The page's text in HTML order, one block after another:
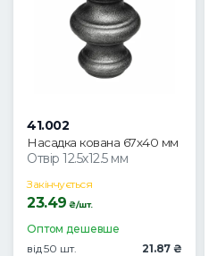
41.002
Насадка кована 67х40 мм
Отвір 12.5х12.5 мм
Закінчується
23.49 ₴/шт.
Оптом дешевше
від 50 шт.
21.87 ₴